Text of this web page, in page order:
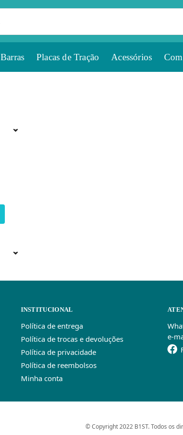
Barras Placas de Tração Acessórios
INSTITUCIONAL
Política de entrega
Política de trocas e devoluções
Política de privacidade
Política de reembolsos
Minha conta
e-
© Copyright 2022 B1ST. Todos os